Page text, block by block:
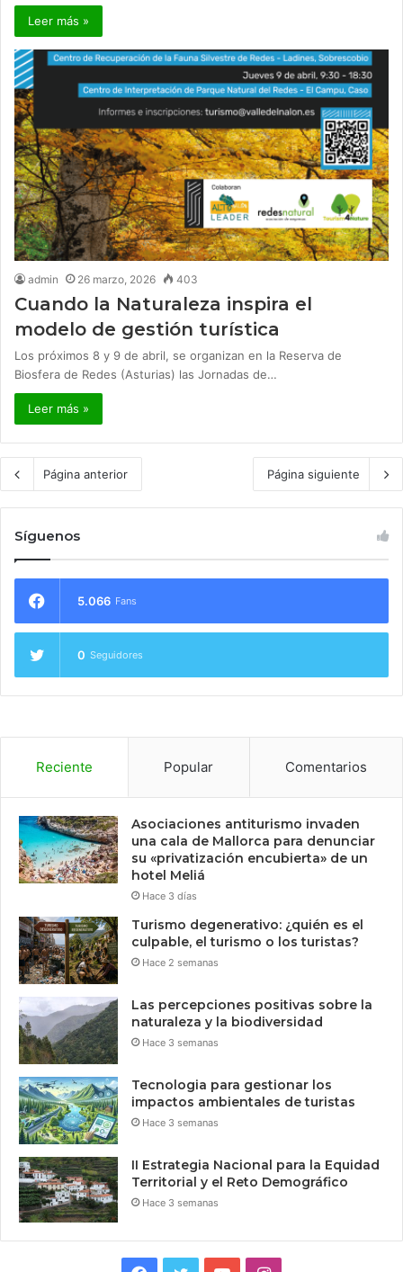
Leer más »
admin 26 marzo, 2026 403
Cuando la Naturaleza inspira el
modelo de gestión turística
Los próximos 8 y 9 de abril, se organizan en la Reserva de
Biosfera de Redes (Asturias) las Jornadas de…
Leer más »
Página anterior Página siguiente
Síguenos
5.066 Fans
0 Seguidores
Reciente Popular Comentarios
Asociaciones antiturismo invaden
una cala de Mallorca para denunciar
su «privatización encubierta» de un
hotel Meliá
Hace 3 días
Turismo degenerativo: ¿quién es el
culpable, el turismo o los turistas?
Hace 2 semanas
Las percepciones positivas sobre la
naturaleza y la biodiversidad
Hace 3 semanas
Tecnologia para gestionar los
impactos ambientales de turistas
Hace 3 semanas
II Estrategia Nacional para la Equidad
Territorial y el Reto Demográfico
Hace 3 semanas